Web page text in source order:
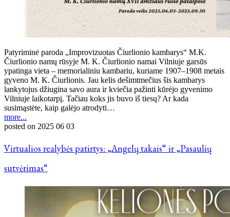
Patyriminė paroda „Improvizuotas Čiurlionio kambarys“ M.K.
Čiurlionio namų rūsyje M. K. Čiurlionio namai Vilniuje garsūs
ypatinga vieta – memorialiniu kambariu, kuriame 1907–1908 metais
gyveno M. K. Čiurlionis. Jau kelis dešimtmečius šis kambarys
lankytojus džiugina savo aura ir kviečia pažinti kūrėjo gyvenimo
Vilniuje laikotarpį. Tačiau koks jis buvo iš tiesų? Ar kada
susimąstėte, kaip galėjo atrodyti…
more...
posted on 2025 06 03
Virtualios realybės patirtys: „Angelų takais“ ir „Pasaulių
sutvėrimas“